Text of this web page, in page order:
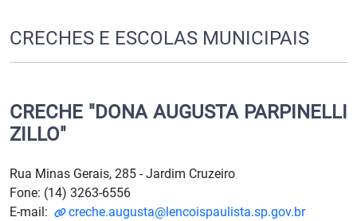
CRECHES E ESCOLAS MUNICIPAIS
CRECHE "DONA AUGUSTA PARPINELLI
ZILLO"
Rua Minas Gerais, 285 - Jardim Cruzeiro
Fone: (14) 3263-6556
E-mail:
creche.augusta@lencoispaulista.sp.gov.br